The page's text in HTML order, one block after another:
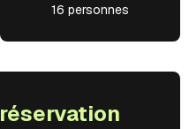
16 personnes
réservation